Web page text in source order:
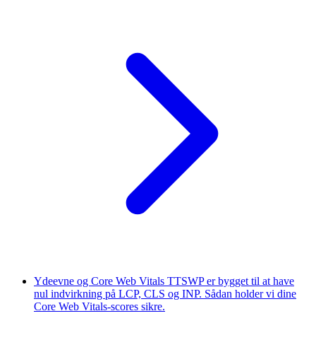
Ydeevne og Core Web Vitals TTSWP er bygget til at have
nul indvirkning på LCP, CLS og INP. Sådan holder vi dine
Core Web Vitals-scores sikre.